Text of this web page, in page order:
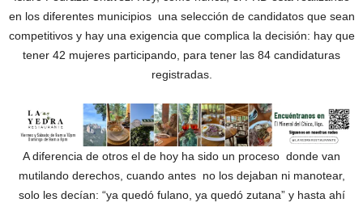
en los diferentes municipios una selección de candidatos que sean
competitivos y hay una exigencia que complica la decisión: hay que
tener 42 mujeres participando, para tener las 84 candidaturas
registradas.
A diferencia de otros el de hoy ha sido un proceso donde van
mutilando derechos, cuando antes no los dejaban ni manotear,
solo les decían: “ya quedó fulano, ya quedó zutana” y hasta ahí